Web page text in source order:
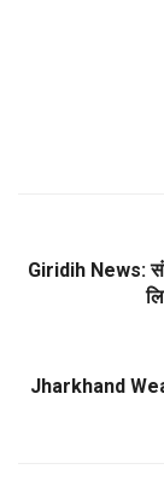
Giridih News:
Jharkhand